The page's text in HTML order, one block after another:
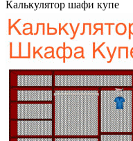
Калькулятор шафи купе